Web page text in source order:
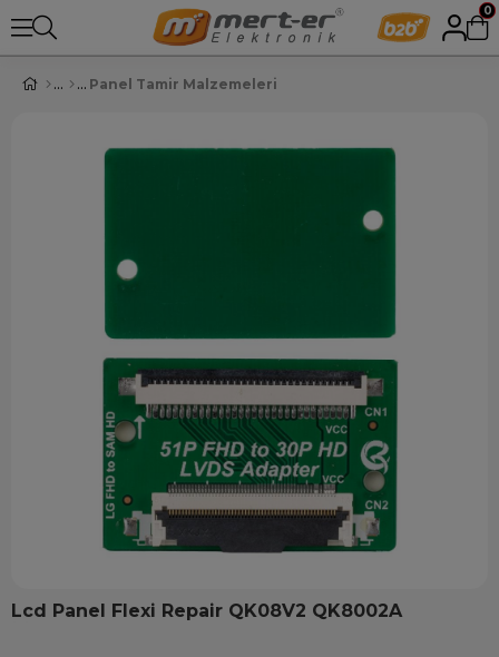
0
Panel Tamir Malzemeleri
Lcd Panel Flexi Repair QK08V2 QK8002A